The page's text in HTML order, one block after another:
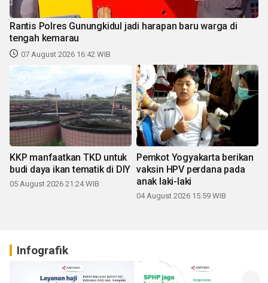
Rantis Polres Gunungkidul jadi harapan baru warga di
tengah kemarau
07 August 2026 16:42 WIB
KKP manfaatkan TKD untuk
budi daya ikan tematik di DIY
05 August 2026 21:24 WIB
Pemkot Yogyakarta berikan
vaksin HPV perdana pada
anak laki-laki
04 August 2026 15:59 WIB
Infografik